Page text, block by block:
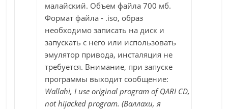
малайский. Объем файла 700 мб.
Формат файла - .iso, образ
необходимо записать на диск и
запускать с него или использовать
эмулятор привода, инсталяция не
требуется. Внимание, при запуске
программы выходит сообщение:
Wallahi, I use original program of QARI CD,
not hijacked program. (Валлахи, я